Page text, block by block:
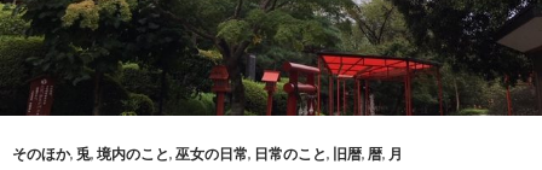
そのほか, 兎, 境内のこと, 巫女の日常, 日常のこと, 旧暦, 暦, 月